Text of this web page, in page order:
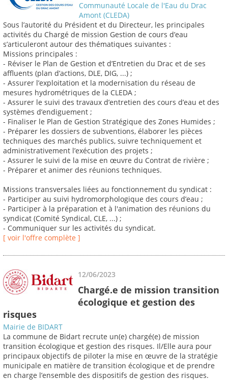
Communauté Locale de l'Eau du Drac
Amont (CLEDA)
Sous l’autorité du Président et du Directeur, les principales
activités du Chargé de mission Gestion de cours d’eau
s’articuleront autour des thématiques suivantes :
Missions principales :
- Réviser le Plan de Gestion et d’Entretien du Drac et de ses
affluents (plan d’actions, DLE, DIG, ...) ;
- Assurer l’exploitation et la modernisation du réseau de
mesures hydrométriques de la CLEDA ;
- Assurer le suivi des travaux d’entretien des cours d’eau et des
systèmes d’endiguement ;
- Finaliser le Plan de Gestion Stratégique des Zones Humides ;
- Préparer les dossiers de subventions, élaborer les pièces
techniques des marchés publics, suivre techniquement et
administrativement l’exécution des projets ;
- Assurer le suivi de la mise en œuvre du Contrat de rivière ;
- Préparer et animer des réunions techniques.
Missions transversales liées au fonctionnement du syndicat :
- Participer au suivi hydromorphologique des cours d’eau ;
- Participer à la préparation et à l'animation des réunions du
syndicat (Comité Syndical, CLE, ...) ;
- Communiquer sur les activités du syndicat.
[ voir l'offre complète ]
12/06/2023
Chargé.e de mission transition
écologique et gestion des
risques
Mairie de BIDART
La commune de Bidart recrute un(e) chargé(e) de mission
transition écologique et gestion des risques. Il/Elle aura pour
principaux objectifs de piloter la mise en œuvre de la stratégie
municipale en matière de transition écologique et de prendre
en charge l’ensemble des dispositifs de gestion des risques.